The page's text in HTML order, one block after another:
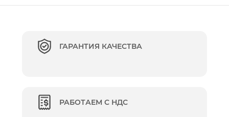
ГАРАНТИЯ КАЧЕСТВА
РАБОТАЕМ С НДС